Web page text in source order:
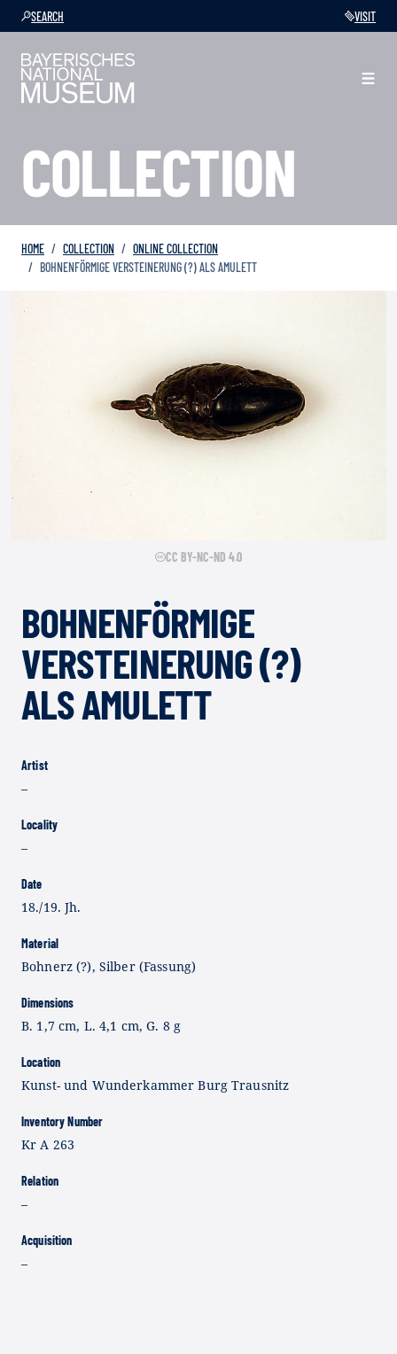
SEARCH VISIT
COLLECTION
HOME COLLECTION
ONLINE COLLECTION
BOHNENFÖRMIGE VERSTEINERUNG (?) ALS AMULETT
CC BY-NC-ND 4.0
BOHNENFÖRMIGE
VERSTEINERUNG (?)
ALS AMULETT
Artist
–
Locality
–
Date
18./19. Jh.
Material
Bohnerz (?), Silber (Fassung)
Dimensions
B. 1,7 cm, L. 4,1 cm, G. 8 g
Location
Kunst- und Wunderkammer Burg Trausnitz
Inventory Number
Kr A 263
Relation
–
Acquisition
–